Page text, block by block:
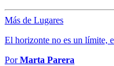
Más de Lugares
El horizonte no es un límite,
PorMarta Parera